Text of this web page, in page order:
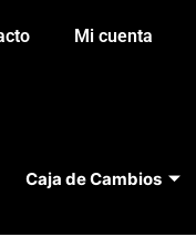
Mi cuenta
Caja de Cambios